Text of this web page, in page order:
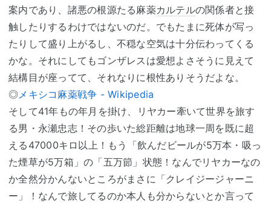
案内であり、諸悪の根源たる麻薬カルテルの関係者と接
触したりするわけではないのだ。でもたまに死体が写っ
たりして盛り上がるし、不穏な空気は十分伝わってくる
かな。それにしてもゴンザレスは愛想よさそうに見えて
結構目が座ってて、それなりに根性ありそうだよな。
◎メキシコ麻薬戦争 - Wikipedia
そして41年もの年月を掛け、リヤカー牽いて世界を旅す
る男・永瀬忠志！その歩いた総距離は地球一周を既に超
える47000キロ以上！もう「飲んだビールが5万本・吸っ
た煙草が5万箱」の「五万節」状態！なんでリヤカーなの
か全然分かんないところがまさに「クレイジージャーニ
ー」！なんで旅してるのか本人も分からないとか言って